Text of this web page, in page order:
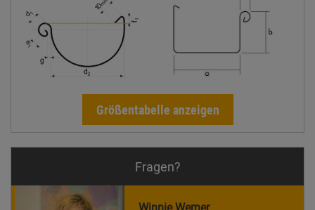
Größentabelle anzeigen
Fragen?
Winnie Werner